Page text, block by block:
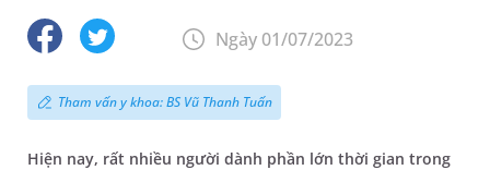
Ngày 01/07/2023
Tham vấn y khoa: BS Vũ Thanh Tuấn
Hiện nay, rất nhiều người dành phần lớn thời gian trong